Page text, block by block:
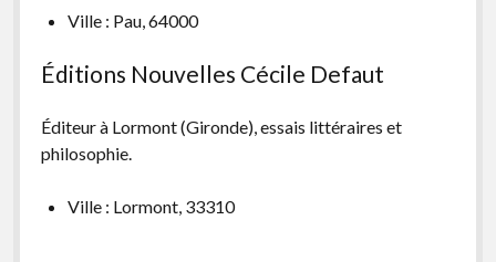
Ville : Pau, 64000
Éditions Nouvelles Cécile Defaut
Éditeur à Lormont (Gironde), essais littéraires et
philosophie.
Ville : Lormont, 33310